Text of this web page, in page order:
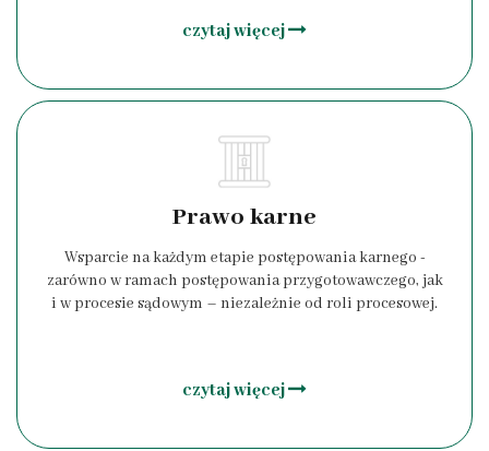
czytaj więcej
Prawo karne
Wsparcie na każdym etapie postępowania karnego -
zarówno w ramach postępowania przygotowawczego, jak
i w procesie sądowym – niezależnie od roli procesowej.
czytaj więcej